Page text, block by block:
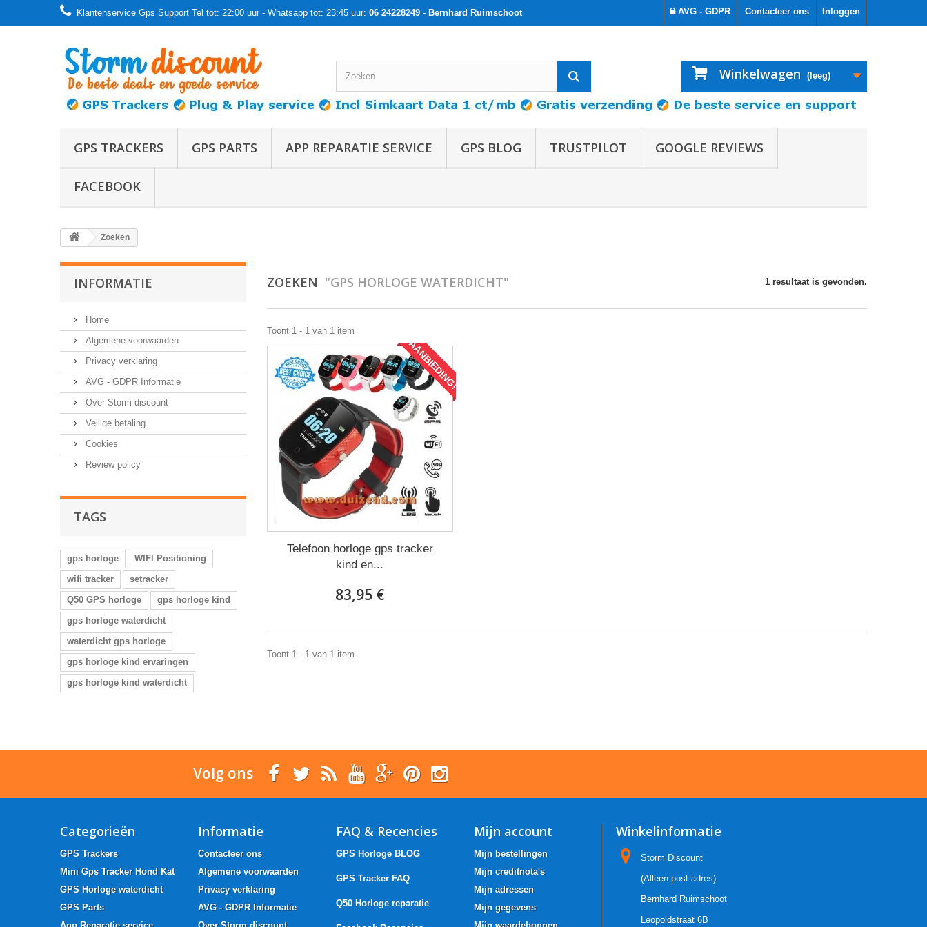
Inloggen
Contacteer ons
Klantenservice Gps Support Tel tot: 22:00 uur - Whatsapp tot: 23:45 uur: 06 24228249 - Bernhard Ruimschoot AVG - GDPR
Winkelwagen (leeg)
GPS TRACKERS GPS PARTS APP REPARATIE SERVICE GPS BLOG TRUSTPILOT GOOGLE REVIEWS
FACEBOOK
Zoeken
INFORMATIE
Home
Algemene voorwaarden
Privacy verklaring
AVG - GDPR Informatie
Over Storm discount
Veilige betaling
Cookies
Review policy
TAGS
gps horloge
WIFI Positioning
wifi tracker
setracker
Q50 GPS horloge
gps horloge kind
gps horloge waterdicht
waterdicht gps horloge
gps horloge kind ervaringen
gps horloge kind waterdicht
ZOEKEN "GPS HORLOGE WATERDICHT" 1 resultaat is gevonden.
Toont 1 - 1 van 1 item
AANBIEDING!
Telefoon horloge gps tracker
kind en...
83,95 €
Toont 1 - 1 van 1 item
Volg ons
Categorieën
GPS Trackers
Mini Gps Tracker Hond Kat
GPS Horloge waterdicht
GPS Parts
Informatie
Contacteer ons
Algemene voorwaarden
Privacy verklaring
AVG - GDPR Informatie
FAQ & Recencies
GPS Horloge BLOG
GPS Tracker FAQ
Q50 Horloge reparatie
Mijn account
Mijn bestellingen
Mijn creditnota's
Mijn adressen
Mijn gegevens
Winkelinformatie
Storm Discount
(Alleen post adres)
Bernhard Ruimschoot
Leopoldstraat 6B